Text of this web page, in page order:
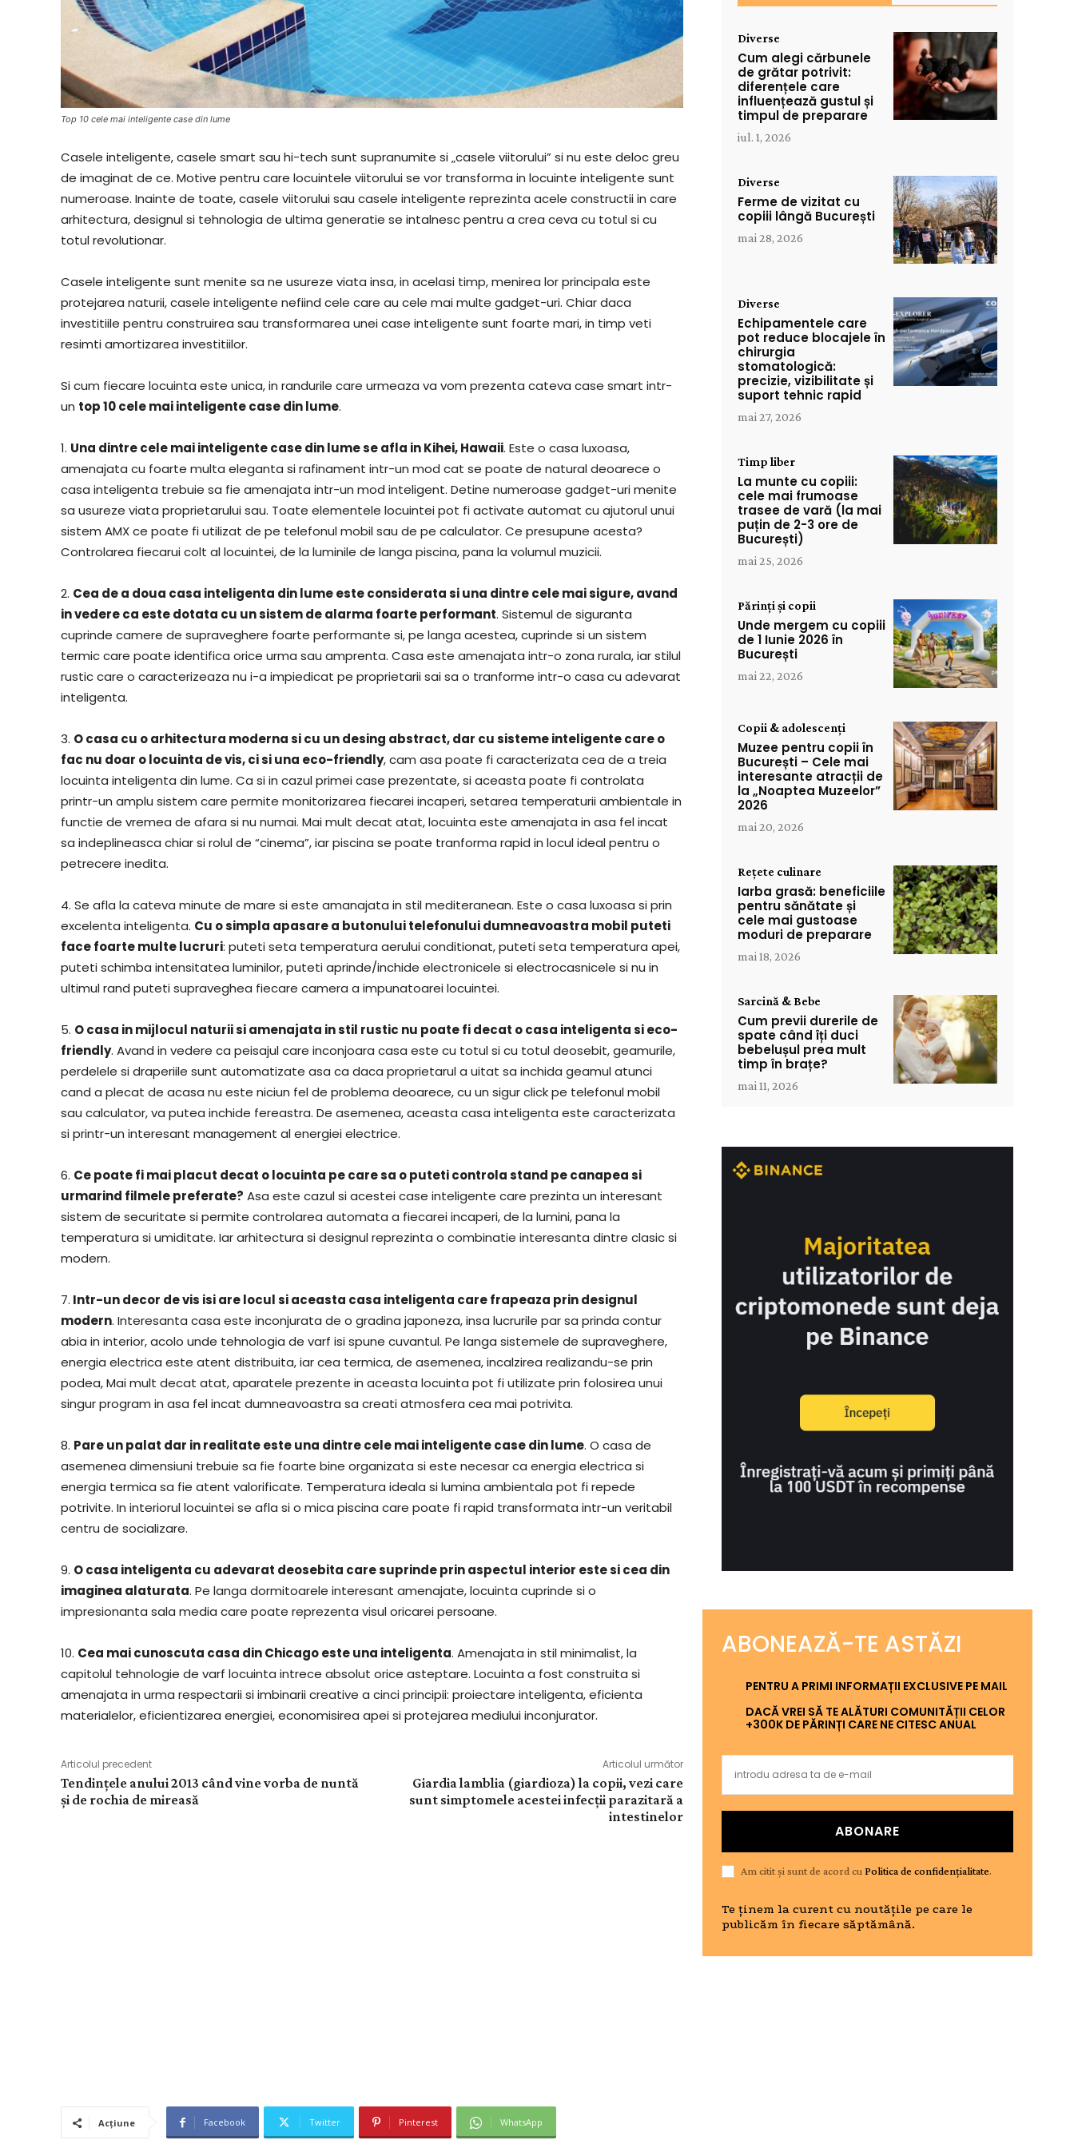
Top 10 cele mai inteligente case din lume
Casele inteligente, casele smart sau hi-tech sunt supranumite si „casele viitorului” si nu este deloc greu
de imaginat de ce. Motive pentru care locuintele viitorului se vor transforma in locuinte inteligente sunt
numeroase. Inainte de toate, casele viitorului sau casele inteligente reprezinta acele constructii in care
arhitectura, designul si tehnologia de ultima generatie se intalnesc pentru a crea ceva cu totul si cu
totul revolutionar.
Casele inteligente sunt menite sa ne usureze viata insa, in acelasi timp, menirea lor principala este
protejarea naturii, casele inteligente nefiind cele care au cele mai multe gadget-uri. Chiar daca
investitiile pentru construirea sau transformarea unei case inteligente sunt foarte mari, in timp veti
resimti amortizarea investitiilor.
Si cum fiecare locuinta este unica, in randurile care urmeaza va vom prezenta cateva case smart intr-
un top 10 cele mai inteligente case din lume.
1. Una dintre cele mai inteligente case din lume se afla in Kihei, Hawaii. Este o casa luxoasa,
amenajata cu foarte multa eleganta si rafinament intr-un mod cat se poate de natural deoarece o
casa inteligenta trebuie sa fie amenajata intr-un mod inteligent. Detine numeroase gadget-uri menite
sa usureze viata proprietarului sau. Toate elementele locuintei pot fi activate automat cu ajutorul unui
sistem AMX ce poate fi utilizat de pe telefonul mobil sau de pe calculator. Ce presupune acesta?
Controlarea fiecarui colt al locuintei, de la luminile de langa piscina, pana la volumul muzicii.
2. Cea de a doua casa inteligenta din lume este considerata si una dintre cele mai sigure, avand
in vedere ca este dotata cu un sistem de alarma foarte performant. Sistemul de siguranta
cuprinde camere de supraveghere foarte performante si, pe langa acestea, cuprinde si un sistem
termic care poate identifica orice urma sau amprenta. Casa este amenajata intr-o zona rurala, iar stilul
rustic care o caracterizeaza nu i-a impiedicat pe proprietarii sai sa o tranforme intr-o casa cu adevarat
inteligenta.
3. O casa cu o arhitectura moderna si cu un desing abstract, dar cu sisteme inteligente care o
fac nu doar o locuinta de vis, ci si una eco-friendly, cam asa poate fi caracterizata cea de a treia
locuinta inteligenta din lume. Ca si in cazul primei case prezentate, si aceasta poate fi controlata
printr-un amplu sistem care permite monitorizarea fiecarei incaperi, setarea temperaturii ambientale in
functie de vremea de afara si nu numai. Mai mult decat atat, locuinta este amenajata in asa fel incat
sa indeplineasca chiar si rolul de “cinema”, iar piscina se poate tranforma rapid in locul ideal pentru o
petrecere inedita.
4. Se afla la cateva minute de mare si este amanajata in stil mediteranean. Este o casa luxoasa si prin
excelenta inteligenta. Cu o simpla apasare a butonului telefonului dumneavoastra mobil puteti
face foarte multe lucruri: puteti seta temperatura aerului conditionat, puteti seta temperatura apei,
puteti schimba intensitatea luminilor, puteti aprinde/inchide electronicele si electrocasnicele si nu in
ultimul rand puteti supraveghea fiecare camera a impunatoarei locuintei.
5. O casa in mijlocul naturii si amenajata in stil rustic nu poate fi decat o casa inteligenta si eco-
friendly. Avand in vedere ca peisajul care inconjoara casa este cu totul si cu totul deosebit, geamurile,
perdelele si draperiile sunt automatizate asa ca daca proprietarul a uitat sa inchida geamul atunci
cand a plecat de acasa nu este niciun fel de problema deoarece, cu un sigur click pe telefonul mobil
sau calculator, va putea inchide fereastra. De asemenea, aceasta casa inteligenta este caracterizata
si printr-un interesant management al energiei electrice.
6. Ce poate fi mai placut decat o locuinta pe care sa o puteti controla stand pe canapea si
urmarind filmele preferate? Asa este cazul si acestei case inteligente care prezinta un interesant
sistem de securitate si permite controlarea automata a fiecarei incaperi, de la lumini, pana la
temperatura si umiditate. Iar arhitectura si designul reprezinta o combinatie interesanta dintre clasic si
modern.
7. Intr-un decor de vis isi are locul si aceasta casa inteligenta care frapeaza prin designul
modern. Interesanta casa este inconjurata de o gradina japoneza, insa lucrurile par sa prinda contur
abia in interior, acolo unde tehnologia de varf isi spune cuvantul. Pe langa sistemele de supraveghere,
energia electrica este atent distribuita, iar cea termica, de asemenea, incalzirea realizandu-se prin
podea, Mai mult decat atat, aparatele prezente in aceasta locuinta pot fi utilizate prin folosirea unui
singur program in asa fel incat dumneavoastra sa creati atmosfera cea mai potrivita.
8. Pare un palat dar in realitate este una dintre cele mai inteligente case din lume. O casa de
asemenea dimensiuni trebuie sa fie foarte bine organizata si este necesar ca energia electrica si
energia termica sa fie atent valorificate. Temperatura ideala si lumina ambientala pot fi repede
potrivite. In interiorul locuintei se afla si o mica piscina care poate fi rapid transformata intr-un veritabil
centru de socializare.
9. O casa inteligenta cu adevarat deosebita care suprinde prin aspectul interior este si cea din
imaginea alaturata. Pe langa dormitoarele interesant amenajate, locuinta cuprinde si o
impresionanta sala media care poate reprezenta visul oricarei persoane.
10. Cea mai cunoscuta casa din Chicago este una inteligenta. Amenajata in stil minimalist, la
capitolul tehnologie de varf locuinta intrece absolut orice asteptare. Locuinta a fost construita si
amenajata in urma respectarii si imbinarii creative a cinci principii: proiectare inteligenta, eficienta
materialelor, eficientizarea energiei, economisirea apei si protejarea mediului inconjurator.
Articolul precedent
Tendințele anului 2013 când vine vorba de nuntă
și de rochia de mireasă
Articolul următor
Giardia lamblia (giardioza) la copii, vezi care
sunt simptomele acestei infecții parazitară a
intestinelor
Acțiune Facebook Twitter Pinterest WhatsApp
Diverse
Cum alegi cărbunele
de grătar potrivit:
diferențele care
influențează gustul și
timpul de preparare
iul. 1, 2026
Diverse
Ferme de vizitat cu
copiii lângă București
mai 28, 2026
Diverse
Echipamentele care
pot reduce blocajele în
chirurgia
stomatologică:
precizie, vizibilitate și
suport tehnic rapid
mai 27, 2026
Timp liber
La munte cu copiii:
cele mai frumoase
trasee de vară (la mai
puțin de 2-3 ore de
București)
mai 25, 2026
Părinți și copii
Unde mergem cu copiii
de 1 Iunie 2026 în
București
mai 22, 2026
Copii & adolescenți
Muzee pentru copii în
București – Cele mai
interesante atracții de
la „Noaptea Muzeelor”
2026
mai 20, 2026
Rețete culinare
Iarba grasă: beneficiile
pentru sănătate și
cele mai gustoase
moduri de preparare
mai 18, 2026
Sarcină & Bebe
Cum previi durerile de
spate când îți duci
bebelușul prea mult
timp în brațe?
mai 11, 2026
ABONEAZĂ-TE ASTĂZI
PENTRU A PRIMI INFORMAȚII EXCLUSIVE PE MAIL
DACĂ VREI SĂ TE ALĂTURI COMUNITĂȚII CELOR
+300K DE PĂRINȚI CARE NE CITESC ANUAL
ABONARE
Am citit și sunt de acord cuPolitica de confidențialitate.
Te ținem la curent cu noutățile pe care le
publicăm în fiecare săptămână.